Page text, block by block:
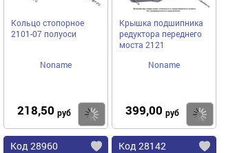
Кольцо стопорное
2101-07 полуоси
Noname
218,50 руб Купить
Крышка подшипника
редуктора переднего
моста 2121
Noname
399,00 руб
Код 28960 Код 28142